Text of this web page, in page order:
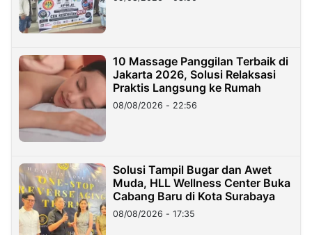
10 Massage Panggilan Terbaik di
Jakarta 2026, Solusi Relaksasi
Praktis Langsung ke Rumah
08/08/2026 - 22:56
Solusi Tampil Bugar dan Awet
Muda, HLL Wellness Center Buka
Cabang Baru di Kota Surabaya
08/08/2026 - 17:35